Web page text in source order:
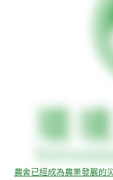
農舍已經成為農業發展的